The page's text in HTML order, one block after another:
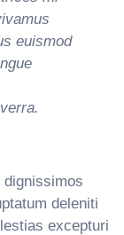
euismod
deleniti
excepturi